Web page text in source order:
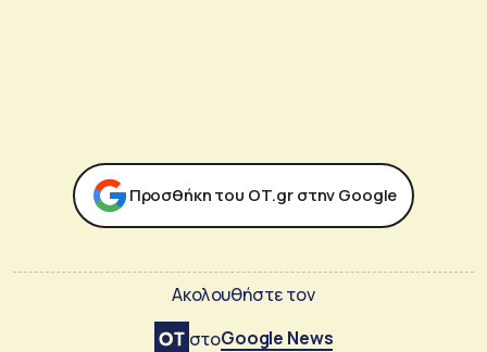
Προσθήκη του ΟΤ.gr στην Google
Ακολουθήστε τον
στοGoogle News